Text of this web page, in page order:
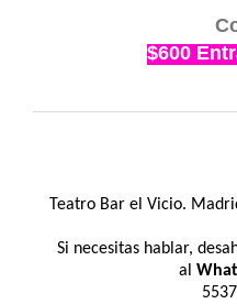
$600
Teatro Bar el Vicio.
Si necesitas hablar,
al